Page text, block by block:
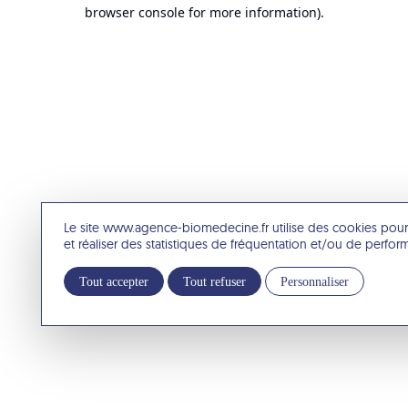
Le site www.agence-biomedecine.fr utilise des cookies
et réaliser des statistiques de fréquentation et/ou de
Tout accepter Tout refuser Personnaliser
browser console for more information).